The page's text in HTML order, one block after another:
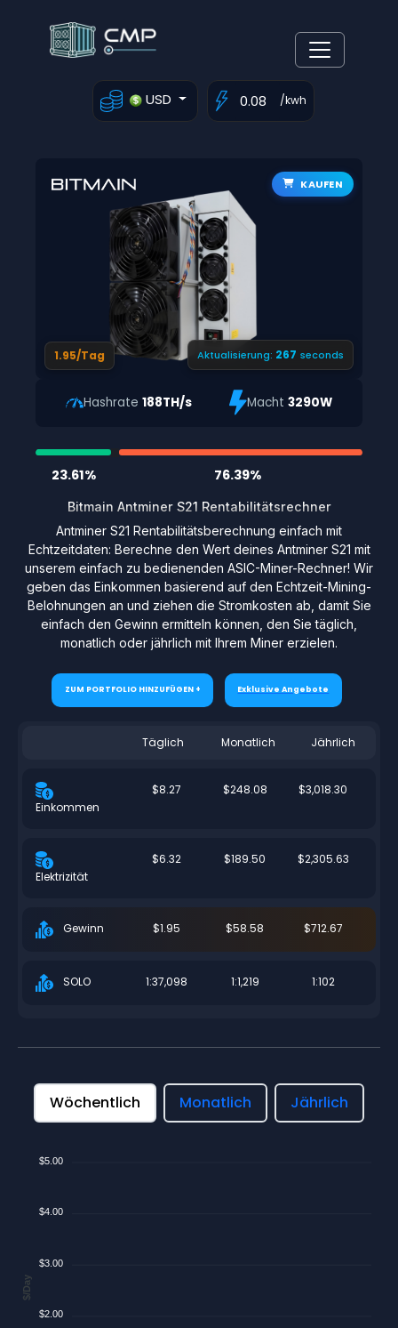
USD /kwh
KAUFEN
1.95/Tag Aktualisierung: 266 seconds
Hashrate 188TH/s Macht3290W
23.61% 76.39%
Bitmain Antminer S21 Rentabilitätsrechner
Antminer S21 Rentabilitätsberechnung einfach mit
Echtzeitdaten: Berechne den Wert deines Antminer S21 mit
unserem einfach zu bedienenden ASIC-Miner-Rechner! Wir
geben das Einkommen basierend auf den Echtzeit-Mining-
Belohnungen an und ziehen die Stromkosten ab, damit Sie
einfach den Gewinn ermitteln können, den Sie täglich,
monatlich oder jährlich mit Ihrem Miner erzielen.
ZUM PORTFOLIO HINZUFÜGEN + Exklusive Angebote
Täglich Monatlich Jährlich
Einkommen
$8.27 $248.08 $3,018.30
Elektrizität
$6.32 $189.50 $2,305.63
Gewinn $1.95 $58.58 $712.67
SOLO 1:37,098 1:1,219 1:102
Wöchentlich Monatlich Jährlich
$5.00
$4.00
$3.00
$2.00
$/Day